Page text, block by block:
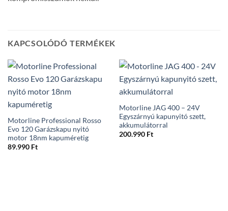
KAPCSOLÓDÓ TERMÉKEK
Motorline Professional Rosso
Evo 120 Garázskapu nyitó
motor 18nm kapuméretig
89.990 Ft
Motorline JAG 400 – 24V
Egyszárnyú kapunyitó szett,
akkumulátorral
200.990 Ft